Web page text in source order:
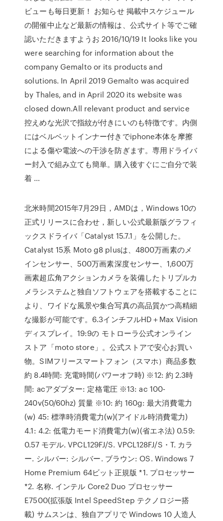
ビューも毎日更新！ お知らせ 掲載中スケジュール
の開催中止など最新の情報は、公式サイト等でご確
認いただきますようお 2016/10/19 It looks like you
were searching for information about the
company Gemalto or its products and
solutions. In April 2019 Gemalto was acquired
by Thales, and in April 2020 its website was
closed down.All relevant product and service
控えめな光沢で指紋が付きにいのも特徴です。内側
にはベルベットインナー付きでiphone本体を摩擦
による傷や電波への干渉を防ぎます。専用ドライバ
ー封入で組み立ても簡単。購入後すぐにご自分で装
着 …
北米時間2015年7月29日，AMDは，Windows 10の
正式リリースに合わせ，新しい公式最新版グラフィ
ックスドライバ「Catalyst 15.7.1」を公開した。
Catalyst 15系 Moto g8 plusは、4800万画素のメ
インセンサー、500万画素深度センサー、1,600万
画素超広角アクションカメラを装備したトリプルカ
メラシステムと独自ソフトウェアを搭載することに
より、ワイドな風景や集合写真の高品質かつ高精細
な撮影が可能です。6.3インチフルHD＋Max Vision
ディスプレイ。19:9の モトローラ公式オンライン
ストア「moto store」。公式ストアで安心お買い
物。SIMフリースマートフォン（スマホ）商品多数
約 8.4時間: 充電時間(パワーオフ時) ※12: 約 2.3時
間: acアダプター: 定格電圧 ※13: ac 100-
240v(50/60hz) 質量 ※10: 約 160g: 最大消費電力
(w) 45: 標準時消費電力(w)(アイドル時消費電力)
4.1: 4.2: 低電力モード消費電力(w)(省エネ法) 0.59:
0.57 モデル. VPCL129FJ/S. VPCL128FJ/S・T. カラ
ー. シルバー: シルバー. ブラウン: OS. Windows 7
Home Premium 64ビット正規版 *1. プロセッサー
*2. 名称. インテル Core2 Duo プロセッサー
E7500(拡張版 Intel SpeedStep テクノロジー搭
載) サムスンは、独自アプリで Windows 10 人造人